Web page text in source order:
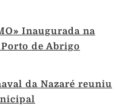
Inaugurada na
de Abrigo
da Nazaré reuniu